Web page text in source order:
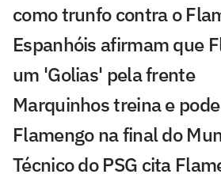
como trunfo contra o
Espanhóis afirmam que
um 'Golias' pela frente
Marquinhos treina e
Flamengo na final do
Técnico do PSG cita